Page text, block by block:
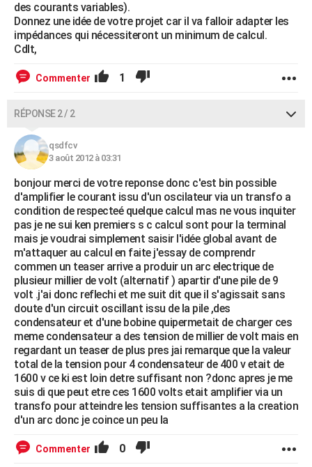
des courants variables).
Donnez une idée de votre projet car il va falloir adapter les
impédances qui nécessiteront un minimum de calcul.
Cdlt,
Commenter 1
RÉPONSE 2 / 2
qsdfcv
3 août 2012 à 03:31
bonjour merci de votre reponse donc c'est bin possible
d'amplifier le courant issu d'un oscilateur via un transfo a
condition de respecteé quelque calcul mas ne vous inquiter
pas je ne sui ken premiers s c calcul sont pour la terminal
mais je voudrai simplement saisir l'idée global avant de
m'attaquer au calcul en faite j'essay de comprendr
commen un teaser arrive a produir un arc electrique de
plusieur millier de volt (alternatif ) apartir d'une pile de 9
volt .j'ai donc reflechi et me suit dit que il s'agissait sans
doute d'un circuit oscillant issu de la pile ,des
condensateur et d'une bobine quipermetait de charger ces
meme condensateur a des tension de millier de volt mais en
regardant un teaser de plus pres jai remarque que la valeur
total de la tension pour 4 condensateur de 400 v etait de
1600 v ce ki est loin detre suffisant non ?donc apres je me
suis di que peut etre ces 1600 volts etait amplifier via un
transfo pour atteindre les tension suffisantes a la creation
d'un arc donc je coince un peu la
Commenter 0